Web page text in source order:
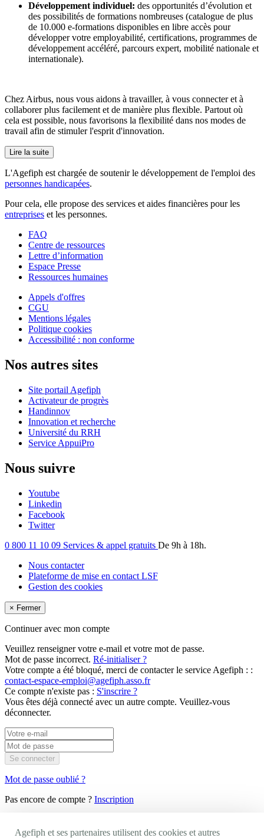
Développement individuel: des opportunités d’évolution et
des possibilités de formations nombreuses (catalogue de plus
de 10.000 e-formations disponibles en libre accès pour
développer votre employabilité, certifications, programmes de
développement accéléré, parcours expert, mobilité nationale et
internationale).
Chez Airbus, nous vous aidons à travailler, à vous connecter et à
collaborer plus facilement et de manière plus flexible. Partout où
cela est possible, nous favorisons la flexibilité dans nos modes de
travail afin de stimuler l'esprit d'innovation.
Lire la suite
L'Agefiph est chargée de soutenir le développement de l'emploi des
personnes handicapées.
Pour cela, elle propose des services et aides financières pour les
entreprises et les personnes.
FAQ
Centre de ressources
Lettre d’information
Espace Presse
Ressources humaines
Appels d'offres
CGU
Mentions légales
Politique cookies
Accessibilité : non conforme
Nos autres sites
Site portail Agefiph
Activateur de progrès
Handinnov
Innovation et recherche
Université du RRH
Service AppuiPro
Nous suivre
Youtube
Linkedin
Facebook
Twitter
0 800 11 10 09 Services & appel gratuits De 9h à 18h.
Nous contacter
Plateforme de mise en contact LSF
Gestion des cookies
× Fermer
Continuer avec mon compte
Veuillez renseigner votre e-mail et votre mot de passe.
Mot de passe incorrect. Ré-initialiser ?
Votre compte a été bloqué, merci de contacter le service Agefiph : :
contact-espace-emploi@agefiph.asso.fr
Ce compte n'existe pas : S'inscrire ?
Vous êtes déjà connecté avec un autre compte. Veuillez-vous
déconnecter.
Se connecter
Mot de passe oublié ?
Pas encore de compte ? Inscription
Votre CV ne peut pas excéder la taille de 2 Mo.
Agefiph et ses partenaires utilisent des cookies et autres